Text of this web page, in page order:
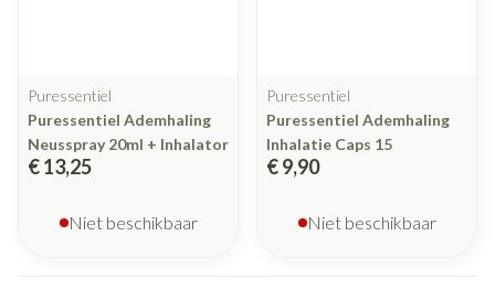
Puressentiel
Puressentiel Ademhaling
Neusspray 20ml + Inhalator
€ 13,25
Niet beschikbaar
Puressentiel
Puressentiel Ademhaling
Inhalatie Caps 15
€ 9,90
Niet beschikbaar